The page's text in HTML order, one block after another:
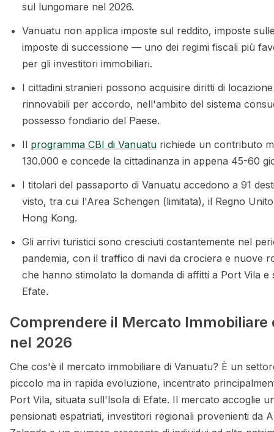
sul lungomare nel 2026.
Vanuatu non applica imposte sul reddito, imposte
imposte di successione — uno dei regimi fiscali più
per gli investitori immobiliari.
I cittadini stranieri possono acquisire diritti di
rinnovabili per accordo, nell'ambito del sistema
possesso fondiario del Paese.
Il programma CBI di Vanuatu richiede un contributo
130.000 e concede la cittadinanza in appena 45-60
I titolari del passaporto di Vanuatu accedono a 91
visto, tra cui l'Area Schengen (limitata), il Regno
Hong Kong.
Gli arrivi turistici sono cresciuti costantemente nel
pandemia, con il traffico di navi da crociera e nuove
che hanno stimolato la domanda di affitti a Port Vila e
Efate.
Comprendere il Mercato Immobiliare
nel 2026
Che cos'è il mercato immobiliare di Vanuatu? È un
piccolo ma in rapida evoluzione, incentrato
Port Vila, situata sull'Isola di Efate. Il mercato accoglie
pensionati espatriati, investitori regionali provenienti da